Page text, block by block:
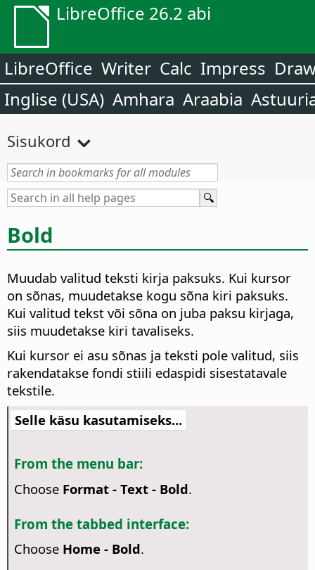
LibreOffice 26.2 abi
LibreOffice Writer Calc Impress
Inglise (USA) Amhara Araabia
Sisukord
Bold
Muudab valitud teksti kirja paksuks. Kui kursor
on sõnas, muudetakse kogu sõna kiri paksuks.
Kui valitud tekst või sõna on juba paksu kirjaga,
siis muudetakse kiri tavaliseks.
Kui kursor ei asu sõnas ja teksti pole valitud, siis
rakendatakse fondi stiili edaspidi sisestatavale
tekstile.
Selle käsu kasutamiseks...
From the menu bar:
Choose Format - Text - Bold.
From the tabbed interface:
Choose Home - Bold.